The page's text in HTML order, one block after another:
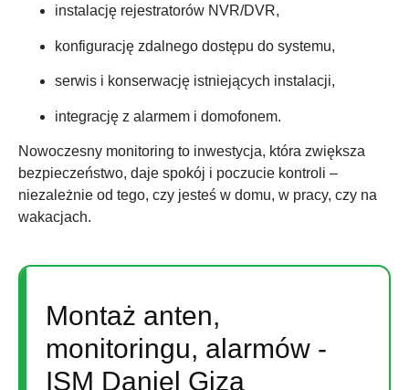
instalację rejestratorów NVR/DVR,
konfigurację zdalnego dostępu do systemu,
serwis i konserwację istniejących instalacji,
integrację z alarmem i domofonem.
Nowoczesny monitoring to inwestycja, która zwiększa
bezpieczeństwo, daje spokój i poczucie kontroli –
niezależnie od tego, czy jesteś w domu, w pracy, czy na
wakacjach.
Montaż anten,
monitoringu, alarmów -
ISM Daniel Giza